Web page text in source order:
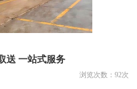
送 一站式服务
浏览次数： 92次